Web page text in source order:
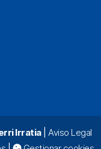
Irratia| Aviso Legal